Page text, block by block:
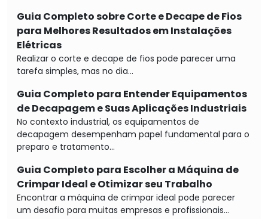
Guia Completo sobre Corte e Decape de Fios
para Melhores Resultados em Instalações
Elétricas
Realizar o corte e decape de fios pode parecer uma
tarefa simples, mas no dia...
Guia Completo para Entender Equipamentos
de Decapagem e Suas Aplicações Industriais
No contexto industrial, os equipamentos de
decapagem desempenham papel fundamental para o
preparo e tratamento...
Guia Completo para Escolher a Máquina de
Crimpar Ideal e Otimizar seu Trabalho
Encontrar a máquina de crimpar ideal pode parecer
um desafio para muitas empresas e profissionais...